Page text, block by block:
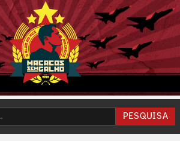
PESQUISA